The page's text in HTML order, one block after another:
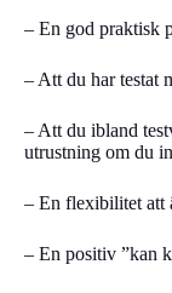
– En god praktisk
– Att du har testat
– Att du ibland
utrustning om du
– En flexibilitet att
– En positiv ”kan